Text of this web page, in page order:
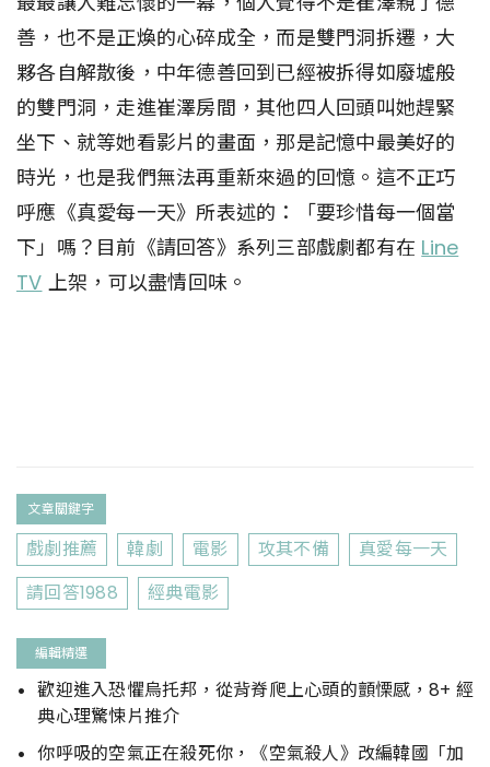
善，也不是正煥的心碎成全，而是雙門洞拆遷，大
夥各自解散後，中年德善回到已經被拆得如廢墟般
的雙門洞，走進崔澤房間，其他四人回頭叫她趕緊
坐下、就等她看影片的畫面，那是記憶中最美好的
時光，也是我們無法再重新來過的回憶。這不正巧
呼應《真愛每一天》所表述的：「要珍惜每一個當
下」嗎？目前《請回答》系列三部戲劇都有在 Line
TV 上架，可以盡情回味。
文章關鍵字
戲劇推薦 韓劇 電影 攻其不備
真愛每一天
請回答1988
經典電影
編輯精選
歡迎進入恐懼烏托邦，從背脊爬上心頭的顫慄感，8+ 經
典心理驚悚片推介
你呼吸的空氣正在殺死你，《空氣殺人》改編韓國「加